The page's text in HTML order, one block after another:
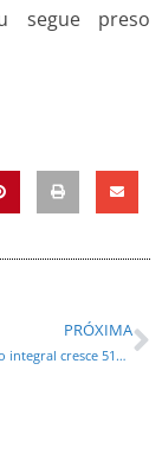
segue preso
PRÓXIMA
Ensino em tempo integral cresce 51% na rede estadual, alcançando 55 mil estudantes